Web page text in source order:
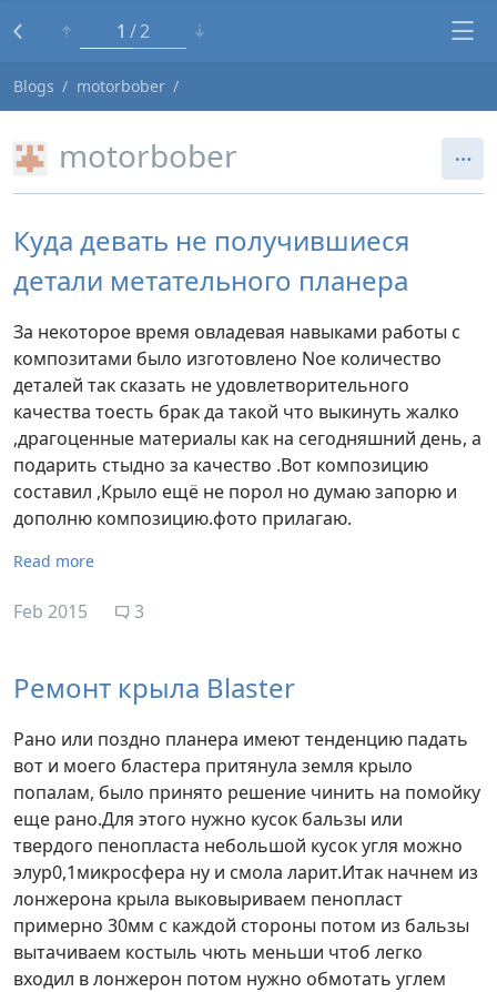
1 2
Blogs motorbober
motorbober
Куда девать не получившиеся
детали метательного планера
За некоторое время овладевая навыками работы с
композитами было изготовлено Nое количество
деталей так сказать не удовлетворительного
качества тоесть брак да такой что выкинуть жалко
,драгоценные материалы как на сегодняшний день, а
подарить стыдно за качество .Вот композицию
составил ,Крыло ещё не порол но думаю запорю и
дополню композицию.фото прилагаю.
Read more
Feb 2015 3
Ремонт крыла Blaster
Рано или поздно планера имеют тенденцию падать
вот и моего бластера притянула земля крыло
попалам, было принято решение чинить на помойку
еще рано.Для этого нужно кусок бальзы или
твердого пенопласта небольшой кусок угля можно
элур0,1микросфера ну и смола ларит.Итак начнем из
лонжерона крыла выковыриваем пенопласт
примерно 30мм с каждой стороны потом из бальзы
вытачиваем костыль чють меньши чтоб легко
входил в лонжерон потом нужно обмотать углем